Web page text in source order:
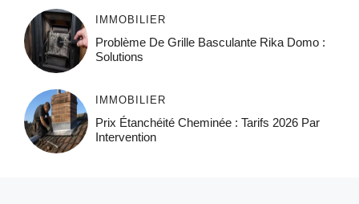
IMMOBILIER
Problème De Grille Basculante Rika Domo :
Solutions
IMMOBILIER
Prix Étanchéité Cheminée : Tarifs 2026 Par
Intervention